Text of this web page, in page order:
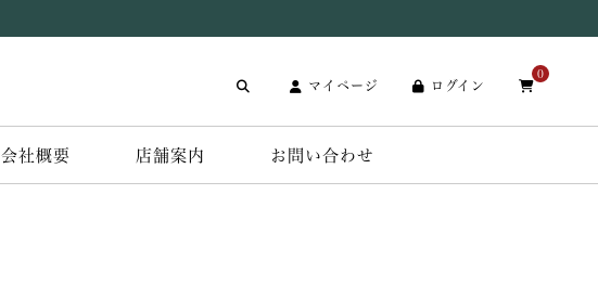
マイページ ログイン
0
会社概要 店舗案内 お問い合わせ